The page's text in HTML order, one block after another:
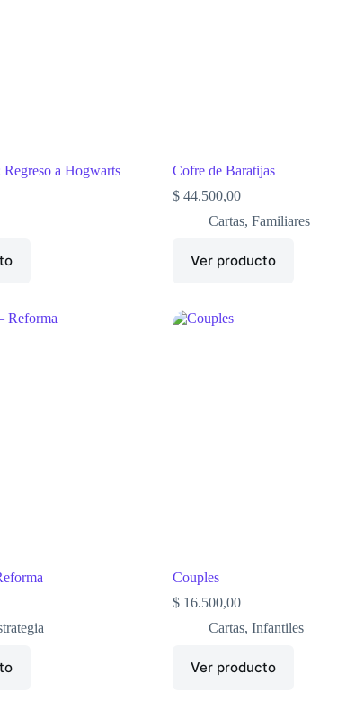
a Hogwarts
Cofre de Baratijas
$ 44.500,00
Cartas,Familiares
Ver producto
Couples
$ 16.500,00
Cartas,Infantiles
Ver producto